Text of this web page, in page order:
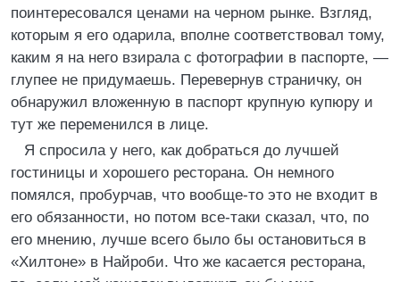
поинтересовался ценами на черном рынке. Взгляд,
которым я его одарила, вполне соответствовал тому,
каким я на него взирала с фотографии в паспорте, —
глупее не придумаешь. Перевернув страничку, он
обнаружил вложенную в паспорт крупную купюру и
тут же переменился в лице.
Я спросила у него, как добраться до лучшей
гостиницы и хорошего ресторана. Он немного
помялся, пробурчав, что вообще-то это не входит в
его обязанности, но потом все-таки сказал, что, по
его мнению, лучше всего было бы остановиться в
«Хилтоне» в Найроби. Что же касается ресторана,